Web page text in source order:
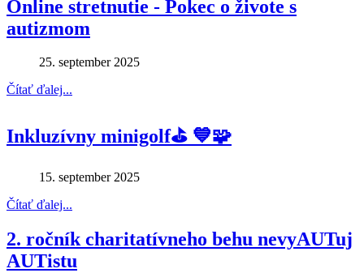
Online stretnutie - Pokec o živote s
autizmom
25. september 2025
Čítať ďalej...
Inkluzívny minigolf⛳️ 💙🧩
15. september 2025
Čítať ďalej...
2. ročník charitatívneho behu nevyAUTuj
AUTistu